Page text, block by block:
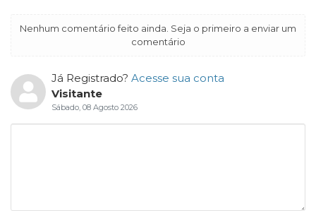
Nenhum comentário feito ainda. Seja o primeiro a enviar um
comentário
Já Registrado? Acesse sua conta
Visitante
Sábado, 08 Agosto 2026